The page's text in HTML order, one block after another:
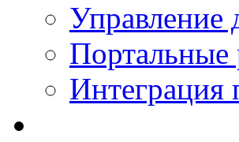
Управление
Интеграция